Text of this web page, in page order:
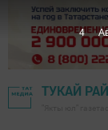
ТУКАЙ
3